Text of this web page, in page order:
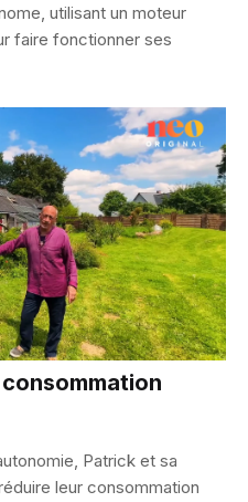
utilisant un moteur
faire fonctionner ses
Patrick et sa
leur consommation